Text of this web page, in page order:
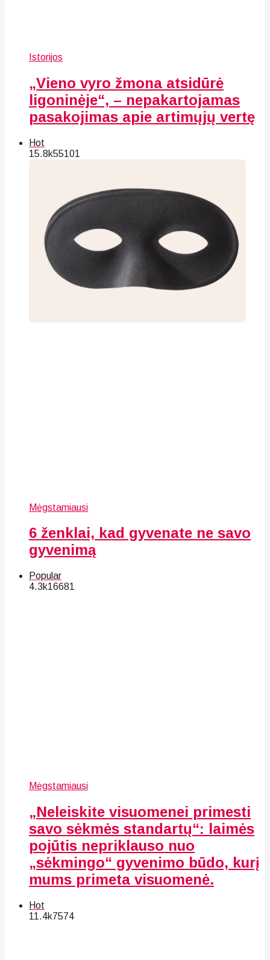
Istorijos
„Vieno vyro žmona atsidūrė
ligoninėje“, – nepakartojamas
pasakojimas apie artimųjų vertę
Hot
15.8k55101
Mėgstamiausi
6 ženklai, kad gyvenate ne savo
gyvenimą
Popular
4.3k16681
Mėgstamiausi
„Neleiskite visuomenei primesti
savo sėkmės standartų“: laimės
pojūtis nepriklauso nuo
„sėkmingo“ gyvenimo būdo, kurį
mums primeta visuomenė.
Hot
11.4k7574